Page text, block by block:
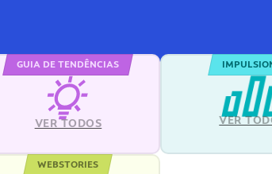
GUIA DE TENDÊNCIAS
VER TODOS VER
WEBSTORIES